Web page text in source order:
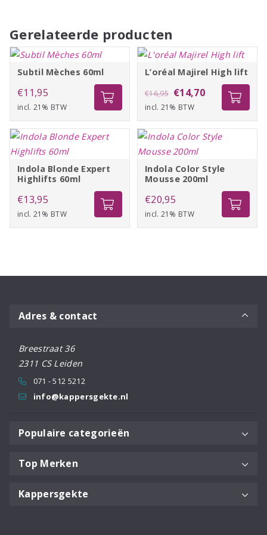
Gerelateerde producten
Subtil Mèches 60ml
€11,95
incl. 21% BTW
L’oréal Majirel High lift
€16,95 Oorspronkelijke
prijs
was:
€16,95.
€14,70Huidige
prijs
is:
€14,70.
incl. 21% BTW
Indola Blonde Expert
Highlifts 60ml
€13,95
incl. 21% BTW
Indola Color Style
Mousse 200ml
€20,95
incl. 21% BTW
Adres & contact
Breestraat 36
2311 CS Leiden
071 - 512 5212
info@kappersgekte.nl
Populaire categorieën
Top Merken
Kappersgekte